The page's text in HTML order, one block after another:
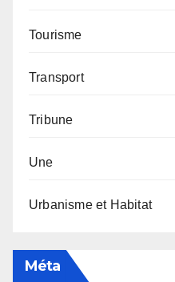
Tourisme
Transport
Tribune
Une
Urbanisme et Habitat
Méta